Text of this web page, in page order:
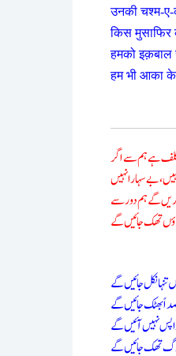
उनकी चश्म-
किस मुसाफिर
हमको इक़बाल
हम भी आका के
ہے ہم سے اگر
بے سہارا نہیں
گے ہم دور سے
تھک جائیں گے
تنہا نکل جائیں گے
بھٹک جائیں گے
نہیں آئیں گے
تھک جائیں گے